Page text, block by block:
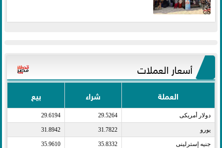
أسعار العملات
العملة شراء بيع
دولار أمريكى​ 29.5264
29.6194
يورو​ 31.7822
31.8942
جنيه إسترلينى​ 35.8332
35.9610